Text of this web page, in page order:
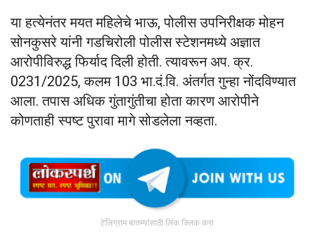
या हत्येनंतर मयत महिलेचे भाऊ, पोलीस उपनिरीक्षक मोहन
सोनकुसरे यांनी गडचिरोली पोलीस स्टेशनमध्ये अज्ञात
आरोपीविरुद्ध फिर्याद दिली होती. त्यावरून अप. क्र.
0231/2025, कलम 103 भा.दं.वि. अंतर्गत गुन्हा नोंदविण्यात
आला. तपास अधिक गुंतागुंतीचा होता कारण आरोपीने
कोणताही स्पष्ट पुरावा मागे सोडलेला नव्हता.
टेलिग्राम बातम्यांसाठी लिंक क्लिक करा